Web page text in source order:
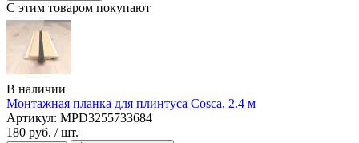
С этим товаром покупают
В наличии
Монтажная планка для плинтуса Cosca, 2.4 м
Артикул: MPD3255733684
180 руб. / шт.